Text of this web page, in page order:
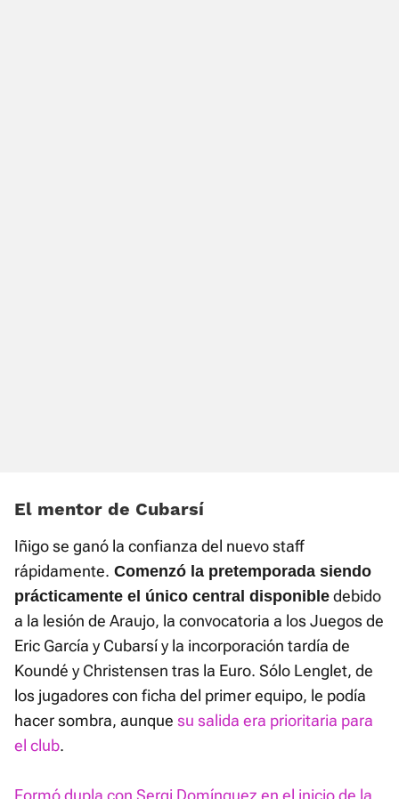
El mentor de Cubarsí
Iñigo se ganó la confianza del nuevo staff
rápidamente. Comenzó la pretemporada siendo
prácticamente el único central disponible debido
a la lesión de Araujo, la convocatoria a los Juegos de
Eric García y Cubarsí y la incorporación tardía de
Koundé y Christensen tras la Euro. Sólo Lenglet, de
los jugadores con ficha del primer equipo, le podía
hacer sombra, aunque su salida era prioritaria para
el club.
Formó dupla con Sergi Domínguez en el inicio de la